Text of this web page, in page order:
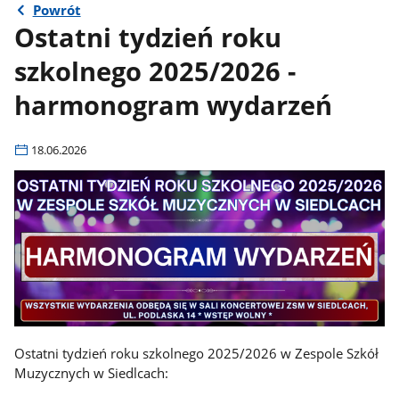
Powrót
Ostatni tydzień roku
szkolnego 2025/2026 -
harmonogram wydarzeń
18.06.2026
Ostatni tydzień roku szkolnego 2025/2026 w Zespole Szkół
Muzycznych w Siedlcach: